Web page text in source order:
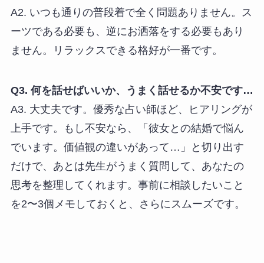
A2. いつも通りの普段着で全く問題ありません。ス
ーツである必要も、逆にお洒落をする必要もあり
ません。リラックスできる格好が一番です。
Q3. 何を話せばいいか、うまく話せるか不安です…
A3. 大丈夫です。優秀な占い師ほど、ヒアリングが
上手です。もし不安なら、「彼女との結婚で悩ん
でいます。価値観の違いがあって…」と切り出す
だけで、あとは先生がうまく質問して、あなたの
思考を整理してくれます。事前に相談したいこと
を2〜3個メモしておくと、さらにスムーズです。